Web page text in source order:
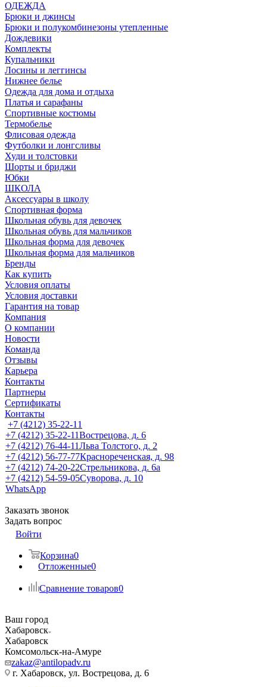
ОДЕЖДА
Брюки и джинсы
Брюки и полукомбинезоны утепленные
Дождевики
Комплекты
Купальники
Лосины и леггинсы
Нижнее белье
Одежда для дома и отдыха
Платья и сарафаны
Спортивные костюмы
Термобелье
Флисовая одежда
Футболки и лонгсливы
Худи и толстовки
Шорты и бриджи
Юбки
ШКОЛА
Аксессуары в школу
Спортивная форма
Школьная обувь для девочек
Школьная обувь для мальчиков
Школьная форма для девочек
Школьная форма для мальчиков
Бренды
Как купить
Условия оплаты
Условия доставки
Гарантия на товар
Компания
О компании
Новости
Команда
Отзывы
Карьера
Контакты
Партнеры
Сертификаты
Контакты
+7 (4212) 35-22-11
+7 (4212) 35-22-11Вострецова, д. 6
+7 (4212) 76-44-11Льва Толстого, д. 2
+7 (4212) 56-77-77Краснореченская, д. 98
+7 (4212) 74-20-22Стрельникова, д. 6а
+7 (4212) 54-59-05Суворова, д. 10
WhatsApp
Заказать звонок
Задать вопрос
Войти
Корзина0
Отложенные0
Сравнение товаров0
Ваш город
Хабаровск
Хабаровск
Комсомольск-на-Амуре
zakaz@antilopadv.ru
г. Хабаровск, ул. Вострецова, д. 6